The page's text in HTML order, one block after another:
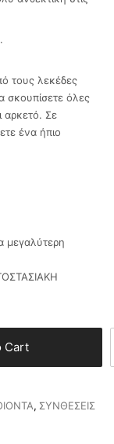
τους λεκέδες
σκουπίσετε όλες
αρκετό. Σε
ένα ήπιο
μεγαλύτερη
Cart
, ΣΥΝΘΕΣΕΙΣ